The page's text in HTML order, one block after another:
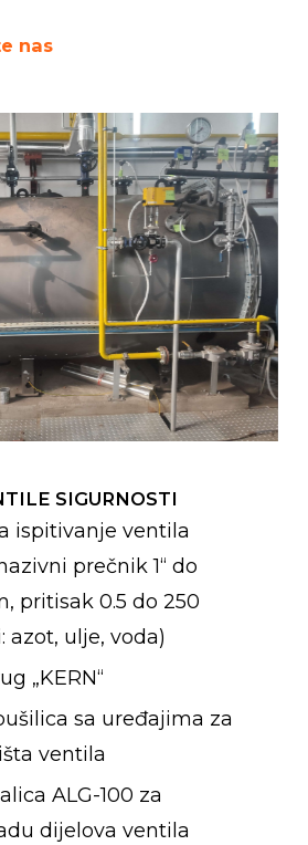
nas
SIGURNOSTI
ispitivanje ventila
prečnik 1“ do
pritisak 0.5 do 250
azot, ulje, voda)
„KERN“
sa uređajima za
ventila
ALG-100 za
dijelova ventila